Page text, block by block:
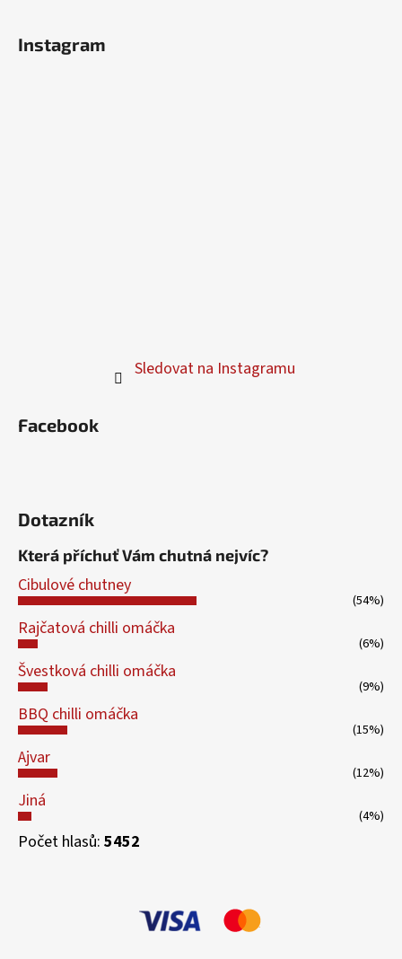
Instagram
Sledovat na Instagramu
Facebook
Dotazník
Která příchuť Vám chutná nejvíc?
Cibulové chutney
(54%)
Rajčatová chilli omáčka
(6%)
Švestková chilli omáčka
(9%)
BBQ chilli omáčka
(15%)
Ajvar
(12%)
Jiná
(4%)
Počet hlasů: 5452